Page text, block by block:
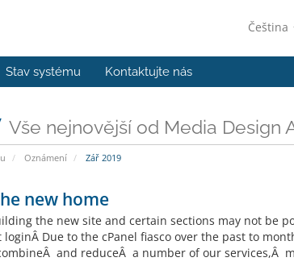
Čeština
Stav systému Kontaktujte nás
Vše nejnovější od Media Design
Oznámení Zář 2019
new home
the new site and certain sections may not be
Due to the cPanel fiasco over the past to
and reduceÂ a number of our services,Â